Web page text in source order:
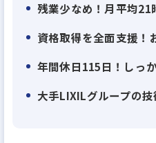
・選べる断熱性能でどう
プロが考え抜いた規格住
・リフォームの専門店「
・水廻り専門店「リココ」
残業少なめ！月平均21
資格取得を全面支援！
年間休日115日！しっ
大手LIXILグループの